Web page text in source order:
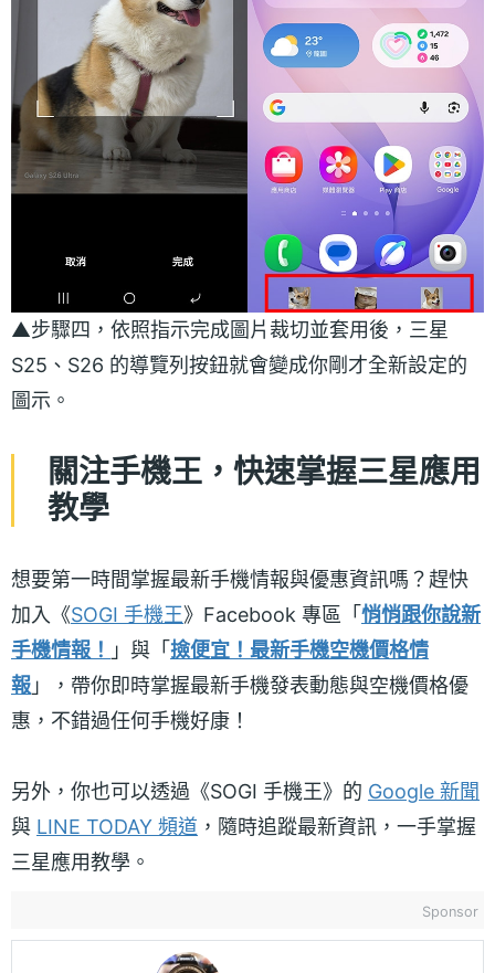
▲步驟四，依照指示完成圖片裁切並套用後，三星
S25、S26 的導覽列按鈕就會變成你剛才全新設定的
圖示。
關注手機王，快速掌握三星應用
教學
想要第一時間掌握最新手機情報與優惠資訊嗎？趕快
加入《SOGI 手機王》Facebook 專區「 悄悄跟你說新
手機情報！ 」與「 撿便宜！最新手機空機價格情
報 」，帶你即時掌握最新手機發表動態與空機價格優
惠，不錯過任何手機好康！
另外，你也可以透過《SOGI 手機王》的 Google 新聞
與 LINE TODAY 頻道 ，隨時追蹤最新資訊，一手掌握
三星應用教學。
Sponsor